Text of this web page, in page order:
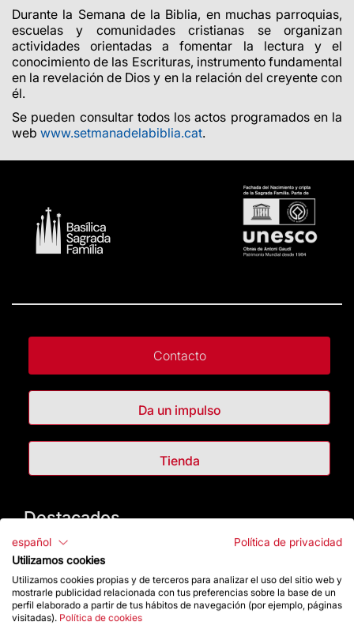
Durante la Semana de la Biblia, en muchas parroquias,
escuelas y comunidades cristianas se organizan
actividades orientadas a fomentar la lectura y el
conocimiento de las Escrituras, instrumento fundamental
en la revelación de Dios y en la relación del creyente con
él.
Se pueden consultar todos los actos programados en la
web www.setmanadelabiblia.cat.
Contacto
Da un impulso
Tienda
Destacados
La Fundación
Preguntas frecuentes
español
Política de privacidad
Utilizamos cookies
Utilizamos cookies propias y de terceros para analizar el uso del sitio web y
mostrarle publicidad relacionada con tus preferencias sobre la base de un
perfil elaborado a partir de tus hábitos de navegación (por ejemplo, páginas
visitadas). Política de cookies